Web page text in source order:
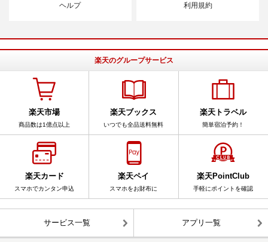
ヘルプ 利用規約
楽天のグループサービス
楽天市場
商品数は1億点以上
楽天ブックス
いつでも全品送料無料
楽天トラベル
簡単宿泊予約！
楽天カード
スマホでカンタン申込
楽天ペイ
スマホをお財布に
楽天PointClub
手軽にポイントを確認
サービス一覧 アプリ一覧